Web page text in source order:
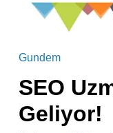
Gundem
SEO
Geliyor!